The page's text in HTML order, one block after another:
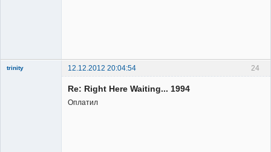
24
trinity 12.12.2012 20:04:54
Re: Right Here Waiting... 1994
Оплатил